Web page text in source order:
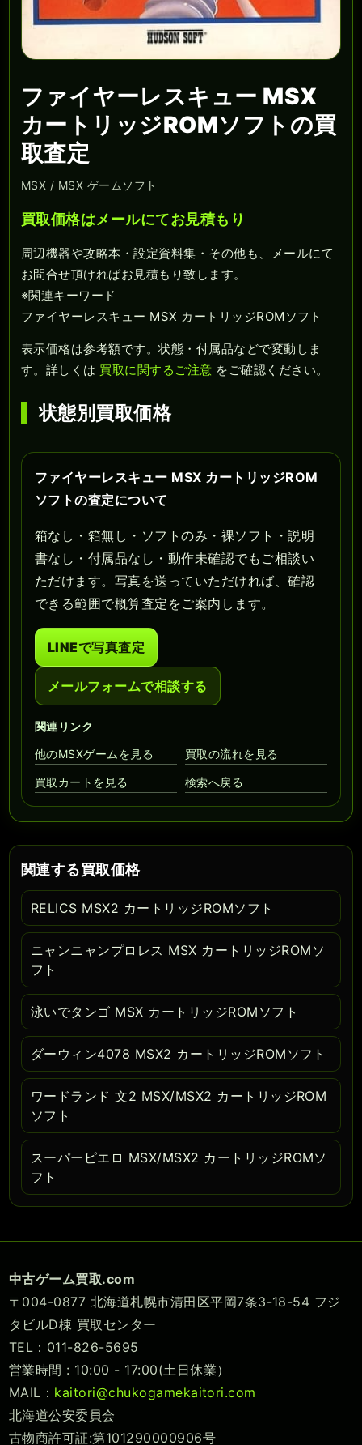
ファイヤーレスキュー MSX
カートリッジROMソフトの買
取査定
MSX / MSX ゲームソフト
買取価格はメールにてお見積もり
周辺機器や攻略本・設定資料集・その他も、メールにて
お問合せ頂ければお見積もり致します。
※関連キーワード
ファイヤーレスキュー MSX カートリッジROMソフト
表示価格は参考額です。状態・付属品などで変動しま
す。詳しくは 買取に関するご注意 をご確認ください。
状態別買取価格
ファイヤーレスキュー MSX カートリッジROM
ソフトの査定について
箱なし・箱無し・ソフトのみ・裸ソフト・説明
書なし・付属品なし・動作未確認でもご相談い
ただけます。写真を送っていただければ、確認
できる範囲で概算査定をご案内します。
LINEで写真査定
メールフォームで相談する
関連リンク
他のMSXゲームを見る
買取の流れを見る
買取カートを見る 検索へ戻る
関連する買取価格
RELICS MSX2 カートリッジROMソフト
ニャンニャンプロレス MSX カートリッジROMソ
フト
泳いでタンゴ MSX カートリッジROMソフト
ダーウィン4078 MSX2 カートリッジROMソフト
ワードランド 文2 MSX/MSX2 カートリッジROM
ソフト
スーパーピエロ MSX/MSX2 カートリッジROMソ
フト
中古ゲーム買取.com
〒004-0877 北海道札幌市清田区平岡7条3-18-54 フジ
タビルD棟 買取センター
TEL：011-826-5695
営業時間 : 10:00 - 17:00(土日休業）
MAIL： kaitori@chukogamekaitori.com
北海道公安委員会
古物商許可証:第101290000906号